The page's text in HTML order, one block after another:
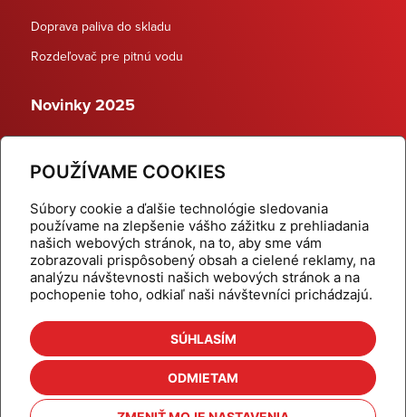
POUŽÍVAME COOKIES
Súbory cookie a ďalšie technológie sledovania
používame na zlepšenie vášho zážitku z prehliadania
našich webových stránok, na to, aby sme vám
zobrazovali prispôsobený obsah a cielené reklamy, na
analýzu návštevnosti našich webových stránok a na
pochopenie toho, odkiaľ naši návštevníci prichádzajú.
SÚHLASÍM
ODMIETAM
Doprava paliva do skladu
Rozdeľovač pre pitnú vodu
Novinky 2025
Dynamické termostatické ventily
Domov
Produkty
Aktuality
Odber šikovné tipy
Kalkulačky
Cenníky
Na stiahnutie
Referencie
Kontakt